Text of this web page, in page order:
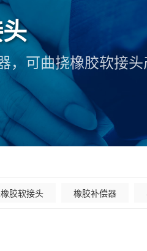
，可曲挠橡胶软接
胶软接头 橡胶补偿器